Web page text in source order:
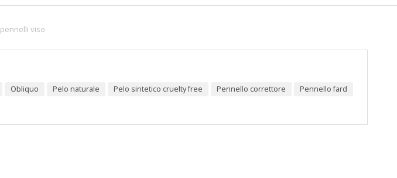
pennelli viso
obliquo pelo naturale pelo sintetico cruelty free pennello correttore
pennello fard